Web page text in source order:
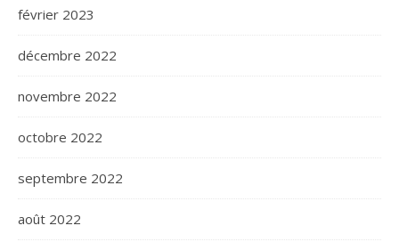
février 2023
décembre 2022
novembre 2022
octobre 2022
septembre 2022
août 2022